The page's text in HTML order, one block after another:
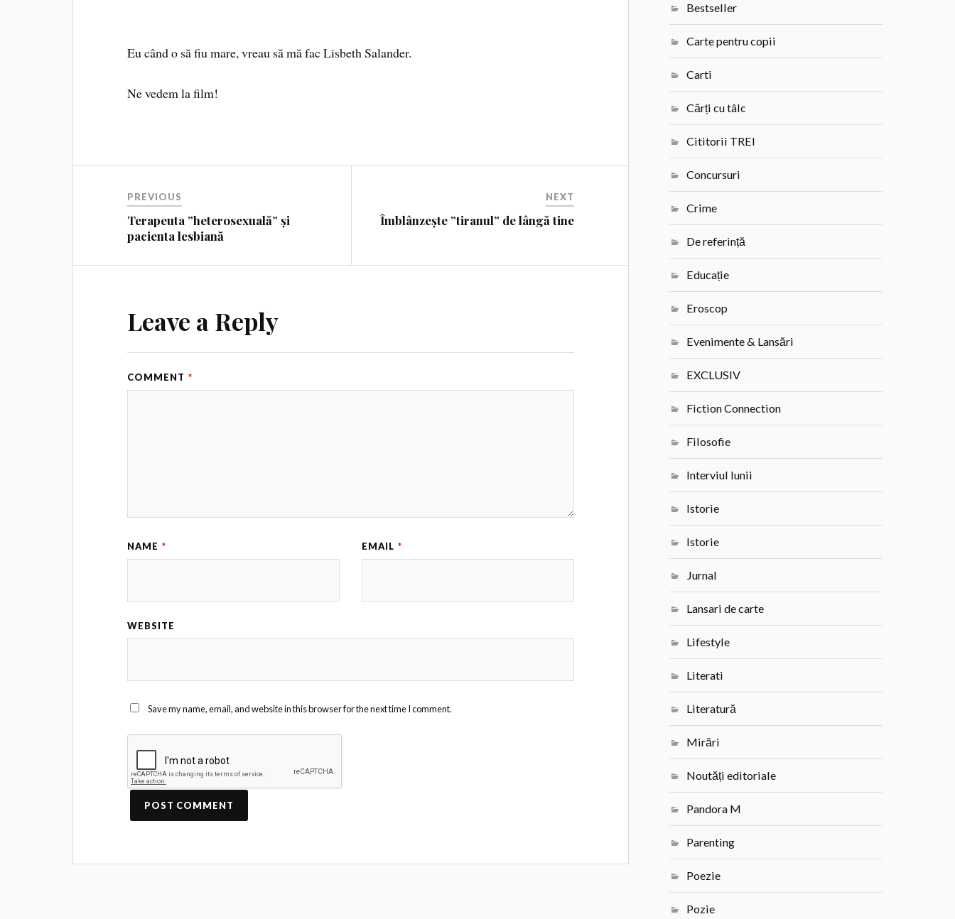
Eu când o să fiu mare, vreau să mă fac Lisbeth Salander.
Ne vedem la film!
PREVIOUS
Terapeuta ”heterosexuală” și
pacienta lesbiană
NEXT
Îmblânzește ”tiranul” de lângă tine
Leave a Reply
COMMENT *
NAME * EMAIL *
WEBSITE
Save my name, email, and website in this browser for the next time I comment.
Bestseller
Carte pentru copii
Carti
Cărți cu tâlc
Cititorii TREI
Concursuri
Crime
De referință
Educație
Eroscop
Evenimente & Lansări
EXCLUSIV
Fiction Connection
Filosofie
Interviul lunii
Istorie
Istorie
Jurnal
Lansari de carte
Lifestyle
Literati
Literatură
Mirări
Noutăți editoriale
Pandora M
Parenting
Poezie
Pozie